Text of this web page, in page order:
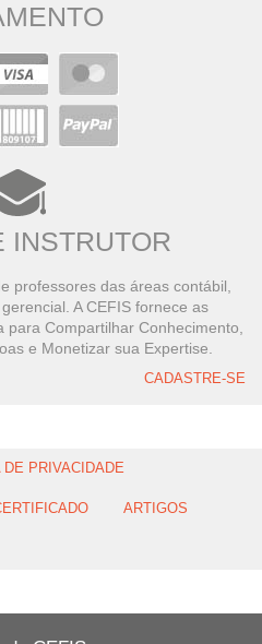
INSTRUTOR
professores das áreas contábil,
A CEFIS fornece as
Compartilhar Conhecimento,
e Monetizar sua Expertise.
CADASTRE-SE
DE PRIVACIDADE
ARTIGOS